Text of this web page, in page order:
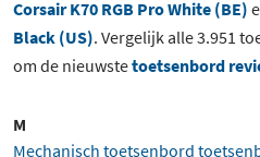
Corsair K70 RGB Pro White (BE)
Black (US). Vergelijk alle 3.951
om de nieuwstetoetsenbord
M
Mechanisch toetsenbord